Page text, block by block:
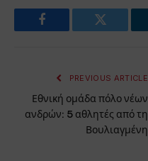
Facebook Twitter
PREVIOUS ARTICLE
Εθνική ομάδα πόλο νέων
ανδρών: 5 αθλητές από τη
Βουλιαγμένη